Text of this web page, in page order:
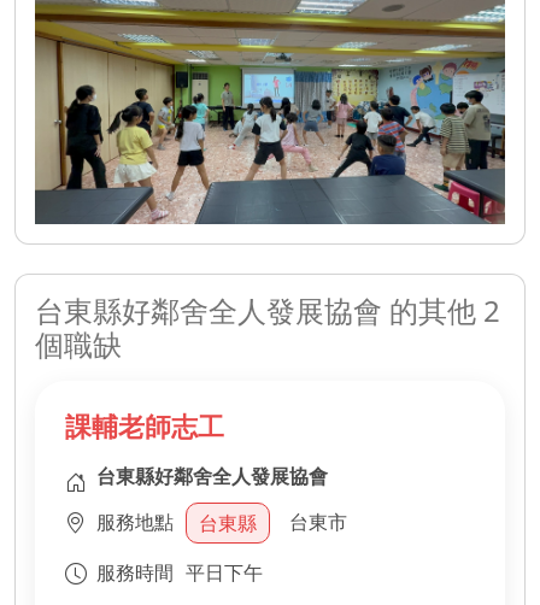
台東縣好鄰舍全人發展協會 的其他 2
個職缺
課輔老師志工
台東縣好鄰舍全人發展協會
服務地點
台東縣
台東市
服務時間 平日下午